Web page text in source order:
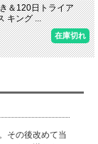
＆120日トライア
キング ...
在庫切れ
その後改めて当